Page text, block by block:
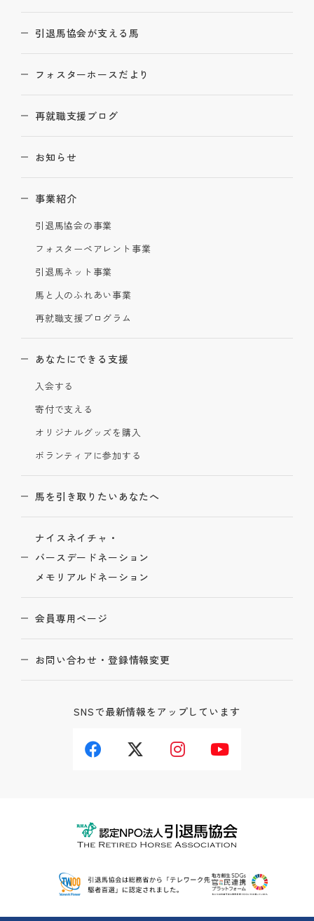
引退馬協会が支える馬
フォスターホースだより
再就職支援ブログ
お知らせ
事業紹介
引退馬協会の事業
フォスターペアレント事業
引退馬ネット事業
馬と人のふれあい事業
再就職支援プログラム
あなたにできる支援
入会する
寄付で支える
オリジナルグッズを購入
ボランティアに参加する
馬を引き取りたいあなたへ
ナイスネイチャ・
バースデードネーション
メモリアルドネーション
会員専用ページ
お問い合わせ・登録情報変更
SNSで最新情報をアップしています